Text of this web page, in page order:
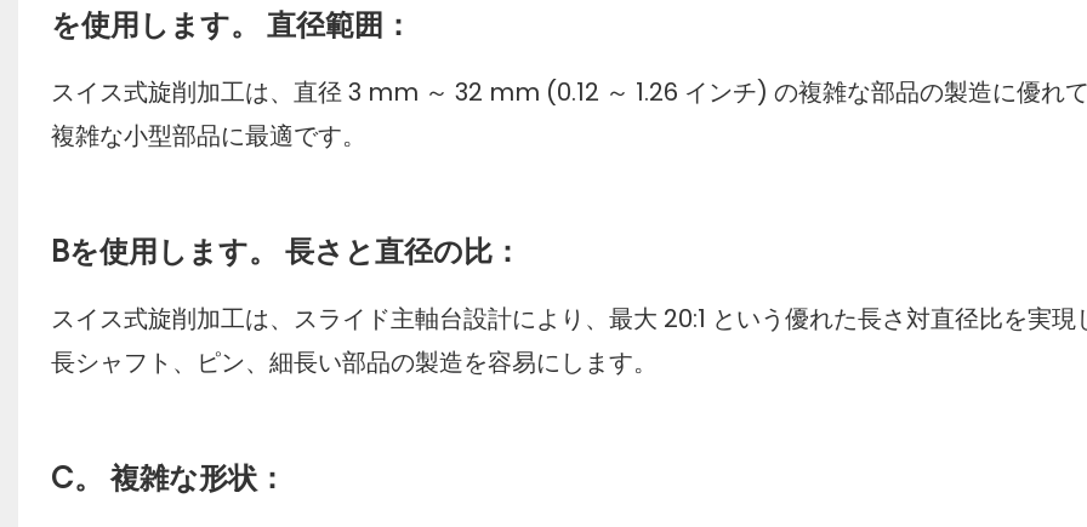
を使用します。 直径範囲：
スイス式旋削加工は、直径 3 mm ～ 32 mm (0.12 ～ 1.26 インチ) の複雑な部品の製造に優れ
複雑な小型部品に最適です。
Bを使用します。 長さと直径の比：
スイス式旋削加工は、スライド主軸台設計により、最大 20:1 という優れた長さ対直径比を実現
長シャフト、ピン、細長い部品の製造を容易にします。
C。 複雑な形状：